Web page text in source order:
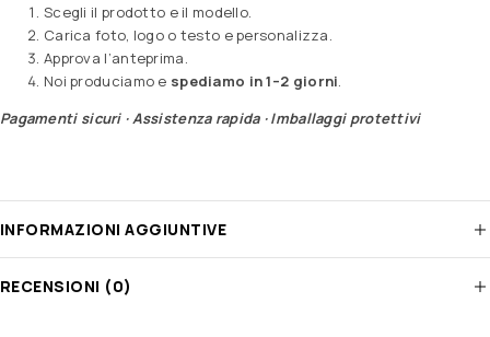
Scegli il prodotto e il modello.
Carica foto, logo o testo e personalizza.
Approva l’anteprima.
Noi produciamo e spediamo in 1–2 giorni.
Pagamenti sicuri · Assistenza rapida · Imballaggi protettivi
INFORMAZIONI AGGIUNTIVE
RECENSIONI (0)